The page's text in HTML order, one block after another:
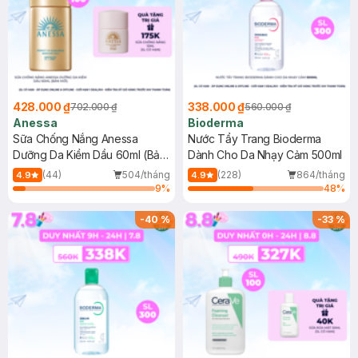
428.000 ₫702.000 ₫
Anessa
Sữa Chống Nắng Anessa
Dưỡng Da Kiềm Dầu 60ml (Bản
Mới)
4.9 (44)
504/tháng
9%
338.000 ₫560.000 ₫
Bioderma
Nước Tẩy Trang Bioderma
Dành Cho Da Nhạy Cảm 500ml
4.9 (228)
864/tháng
48%
-40% -33%